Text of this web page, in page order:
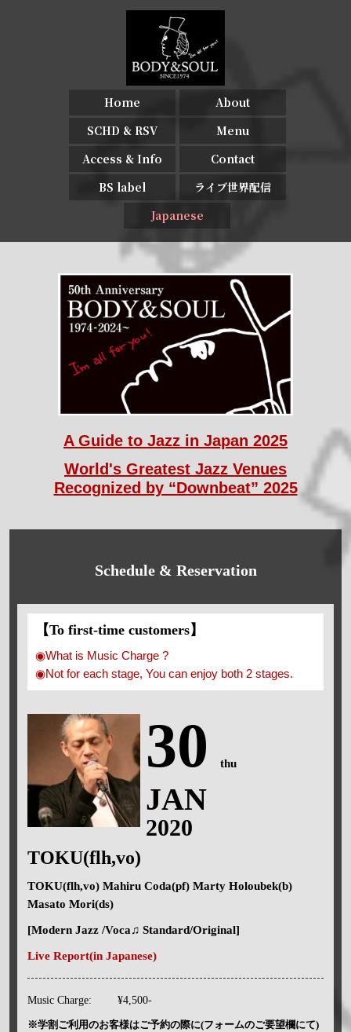
Home
About
SCHD & RSV
Menu
Access & Info
Contact
BS label
ライブ世界配信
Japanese
A Guide to Jazz in Japan 2025
World's Greatest Jazz Venues
Recognized by “Downbeat” 2025
Schedule & Reservation
【To first-time customers】
◉What is Music Charge ?
◉Not for each stage, You can enjoy both 2 stages.
30 thu
JAN
2020
TOKU(flh,vo)
TOKU(flh,vo) Mahiru Coda(pf) Marty Holoubek(b)
Masato Mori(ds)
[Modern Jazz /Voca♫ Standard/Original]
Live Report(in Japanese)
Music Charge: ¥4,500-
※学割ご利用のお客様はご予約の際に(フォームのご要望欄にて)